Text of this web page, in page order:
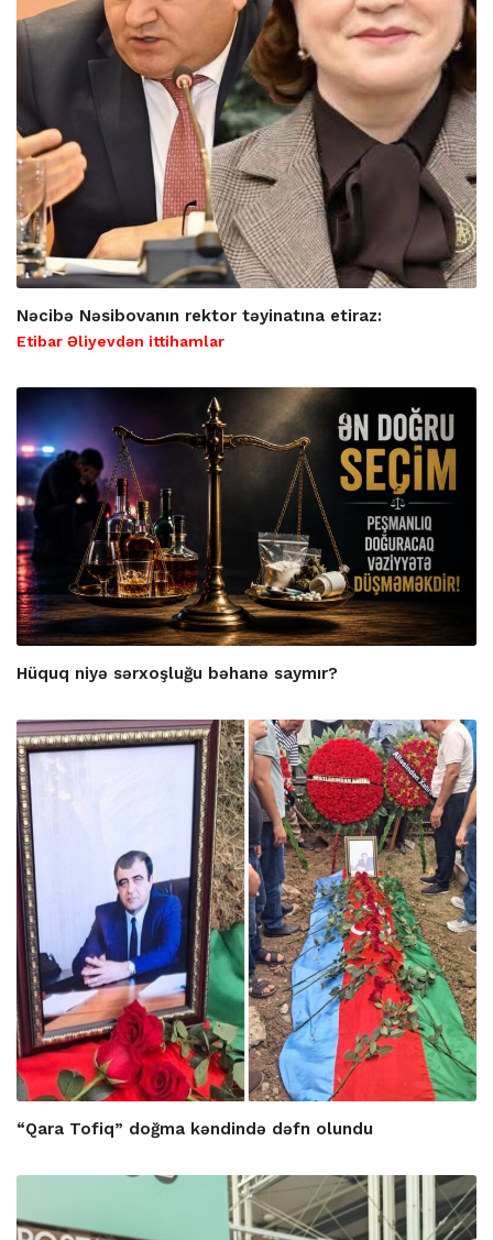
Nəcibə Nəsibovanın rektor təyinatına etiraz:
Etibar Əliyevdən ittihamlar
Hüquq niyə sərxoşluğu bəhanə saymır?
“Qara Tofiq” doğma kəndində dəfn olundu